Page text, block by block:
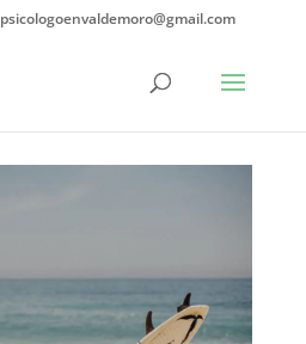
psicologoenvaldemoro@gmail.com